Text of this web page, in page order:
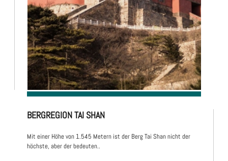
BERGREGION TAI SHAN
Mit einer Höhe von 1.545 Metern ist der Berg Tai Shan nicht der
höchste, aber der bedeuten..